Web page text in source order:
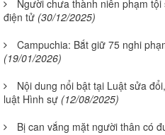
Người chưa thành niên phạm
điện tử (30/12/2025)
Campuchia: Bắt giữ 75 nghi
(19/01/2026)
Nội dung nổi bật tại Luật sửa
luật Hình sự (12/08/2025)
Bị can vắng mặt người thân có